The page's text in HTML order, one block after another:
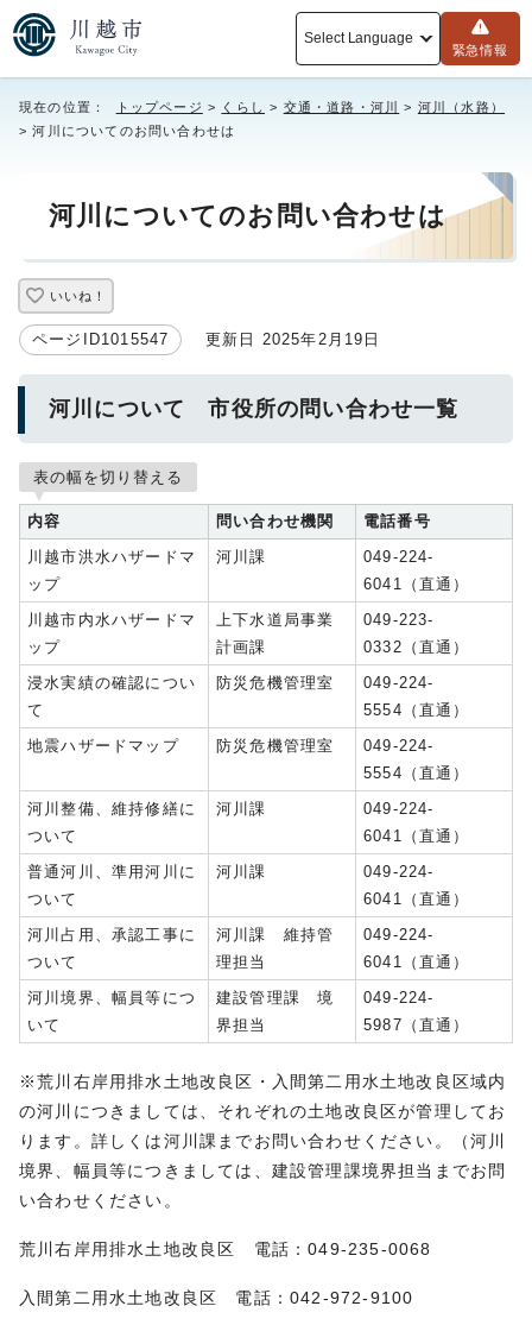
Select Language
緊急情報
現在の位置： トップページ > くらし > 交通・道路・河川 > 河川（水路）
> 河川についてのお問い合わせは
河川についてのお問い合わせは
いいね！
ページID1015547 更新日 2025年2月19日
河川について 市役所の問い合わせ一覧
表の幅を切り替える
内容 問い合わせ機関
電話番号
川越市洪水ハザードマ
ップ
河川課
049-224-
6041（直通）
川越市内水ハザードマ
ップ
上下水道局事業
計画課
049-223-
0332（直通）
浸水実績の確認につい
て
防災危機管理室
049-224-
5554（直通）
地震ハザードマップ
防災危機管理室
049-224-
5554（直通）
河川整備、維持修繕に
ついて
河川課
049-224-
6041（直通）
普通河川、準用河川に
ついて
河川課
049-224-
6041（直通）
河川占用、承認工事に
ついて
河川課 維持管
理担当
049-224-
6041（直通）
河川境界、幅員等につ
いて
建設管理課 境
界担当
049-224-
5987（直通）
※荒川右岸用排水土地改良区・入間第二用水土地改良区域内
の河川につきましては、それぞれの土地改良区が管理してお
ります。詳しくは河川課までお問い合わせください。（河川
境界、幅員等につきましては、建設管理課境界担当までお問
い合わせください。
荒川右岸用排水土地改良区 電話：049-235-0068
入間第二用水土地改良区 電話：042-972-9100